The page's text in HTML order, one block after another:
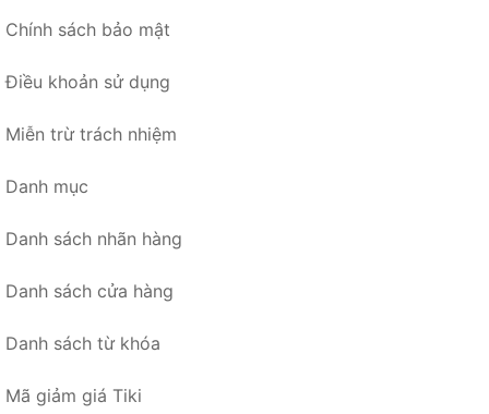
Chính sách bảo mật
Điều khoản sử dụng
Miễn trừ trách nhiệm
Danh mục
Danh sách nhãn hàng
Danh sách cửa hàng
Danh sách từ khóa
Mã giảm giá Tiki